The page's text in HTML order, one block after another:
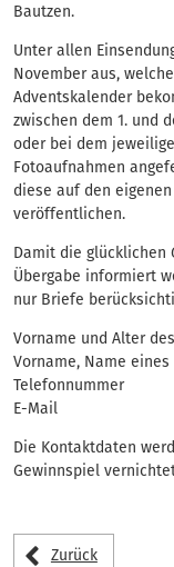
Bautzen.
Unter allen
November aus,
Adventskalender
zwischen dem 1. und
oder bei dem
Fotoaufnahmen
diese auf den
veröffentlichen.
Damit die glücklichen
Übergabe informiert
nur Briefe
Vorname und Alter
Vorname, Name
Telefonnummer
E-Mail
Die Kontaktdaten
Gewinnspiel
Zurück